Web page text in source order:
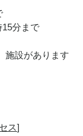
分まで
施設があります
ス]